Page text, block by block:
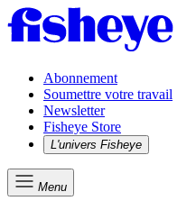
Abonnement
Soumettre votre travail
Newsletter
Fisheye Store
L'univers Fisheye
Menu